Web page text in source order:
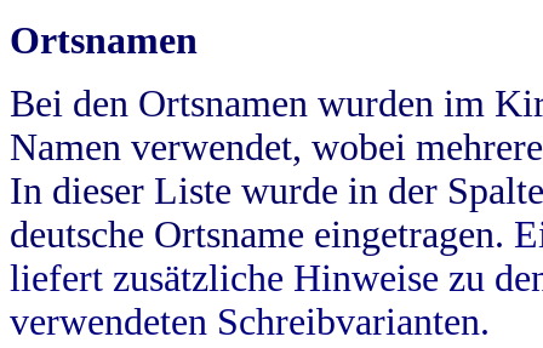
Ortsnamen
Bei den Ortsnamen wurden im
Namen verwendet, wobei
In dieser Liste wurde in der
deutsche Ortsname eingetragen.
liefert zusätzliche Hinweise zu
verwendeten Schreibvarianten.